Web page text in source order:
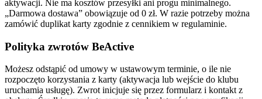
aktywacji. Nie ma kosztów przesyłki ani progu minimalnego.
„Darmowa dostawa” obowiązuje od 0 zł. W razie potrzeby można
zamówić duplikat karty zgodnie z cennikiem w regulaminie.
Polityka zwrotów BeActive
Możesz odstąpić od umowy w ustawowym terminie, o ile nie
rozpoczęto korzystania z karty (aktywacja lub wejście do klubu
uruchamia usługę). Zwrot inicjuje się przez formularz i kontakt z